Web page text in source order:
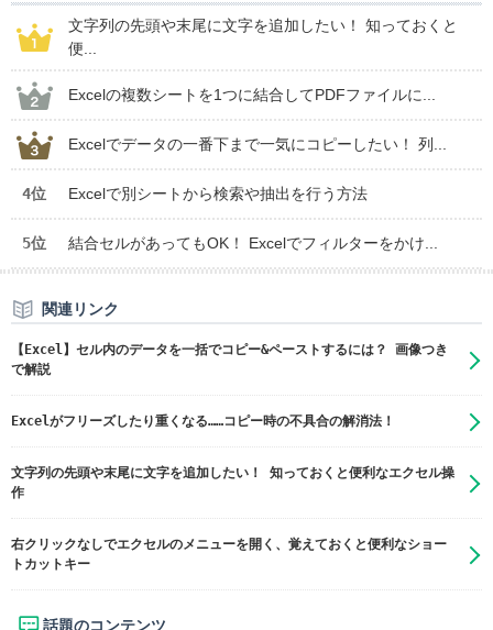
文字列の先頭や末尾に文字を追加したい！ 知っておくと
便...
Excelの複数シートを1つに結合してPDFファイルに...
Excelでデータの一番下まで一気にコピーしたい！ 列...
4位 Excelで別シートから検索や抽出を行う方法
5位 結合セルがあってもOK！ Excelでフィルターをかけ...
関連リンク
【Excel】セル内のデータを一括でコピー&ペーストするには？ 画像つき
で解説
Excelがフリーズしたり重くなる……コピー時の不具合の解消法！
文字列の先頭や末尾に文字を追加したい！ 知っておくと便利なエクセル操
作
右クリックなしでエクセルのメニューを開く、覚えておくと便利なショー
トカットキー
話題のコンテンツ